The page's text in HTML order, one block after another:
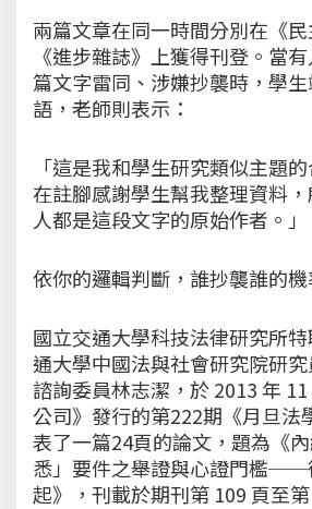
兩篇文章在同一時間分別在《
《進步雜誌》上獲得刊登。當
篇文字雷同、涉嫌抄襲時，學
語，老師則表示：
「這是我和學生研究類似主題
在註腳感謝學生幫我整理資料
人都是這段文字的原始作者。」
依你的邏輯判斷，誰抄襲誰的機
國立交通大學科技法律研究所
通大學中國法與社會研究院研
諮詢委員林志潔，於 2013 年
公司》發行的第222期《月旦法
表了一篇24頁的論文，題為《
悉」要件之舉證與心證門檻──
起》，刊載於期刊第 109 頁至第